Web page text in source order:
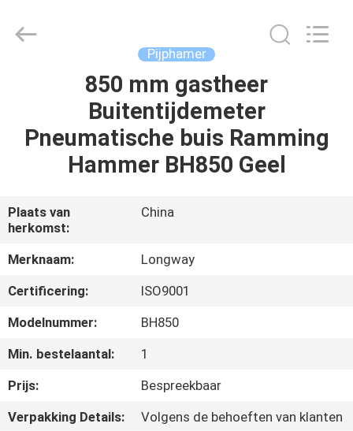
PRODUCTEN
OVER
ONS
FABRIEKSTOUR
KWALITEITSCONTROLE
NEEM
Drill
Pijphamer
850 mm gastheer
Buitentijdemeter
Pneumatische buis Ramming
Hammer BH850 Geel
Plaats van
herkomst:
China
Merknaam:
Longway
Certificering:
ISO9001
Modelnummer:
BH850
Min. bestelaantal:
1
Prijs:
Bespreekbaar
Verpakking Details:
Volgens de behoeften van klanten